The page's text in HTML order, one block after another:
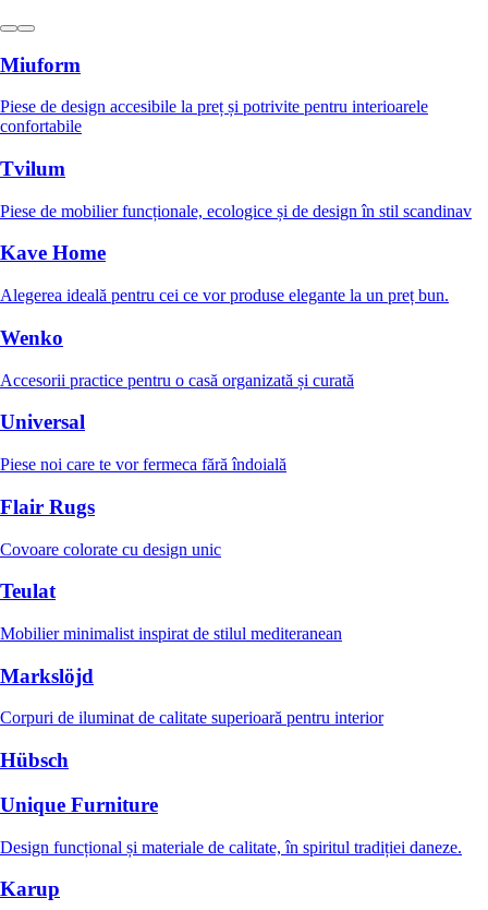
Miuform
Piese de design accesibile la preț și potrivite pentru interioarele
confortabile
Tvilum
Piese de mobilier funcționale, ecologice și de design în stil scandinav
Kave Home
Alegerea ideală pentru cei ce vor produse elegante la un preț bun.
Wenko
Accesorii practice pentru o casă organizată și curată
Universal
Piese noi care te vor fermeca fără îndoială
Flair Rugs
Covoare colorate cu design unic
Teulat
Mobilier minimalist inspirat de stilul mediteranean
Markslöjd
Corpuri de iluminat de calitate superioară pentru interior
Hübsch
Unique Furniture
Design funcțional și materiale de calitate, în spiritul tradiției daneze.
Karup